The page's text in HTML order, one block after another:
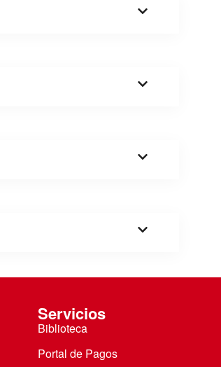
Servicios
Biblioteca
Portal de Pagos